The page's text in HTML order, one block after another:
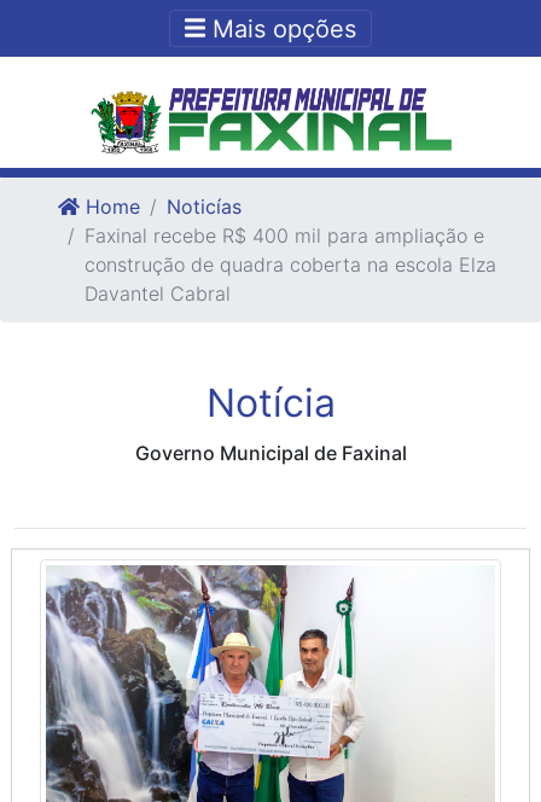
Ir para o fim do conteudo
Mais opções
Home
Noticías
Faxinal recebe R$ 400 mil para ampliação e
construção de quadra coberta na escola Elza
Davantel Cabral
Notícia
Governo Municipal de Faxinal